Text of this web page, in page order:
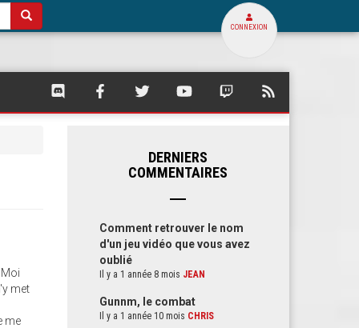
CONNEXION
SQUARE
SQUARE SQUARE SQUARE SQUARE
met
me
DERNIERS
COMMENTAIRES
Comment retrouver le nom
d'un jeu vidéo que vous avez
oublié
Il y a 1 année 8 mois JEAN
Gunnm, le combat
Il y a 1 année 10 mois CHRIS